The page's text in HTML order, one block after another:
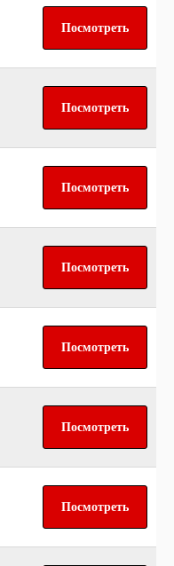
Посмотреть
Посмотреть
Посмотреть
Посмотреть
Посмотреть
Посмотреть
Посмотреть